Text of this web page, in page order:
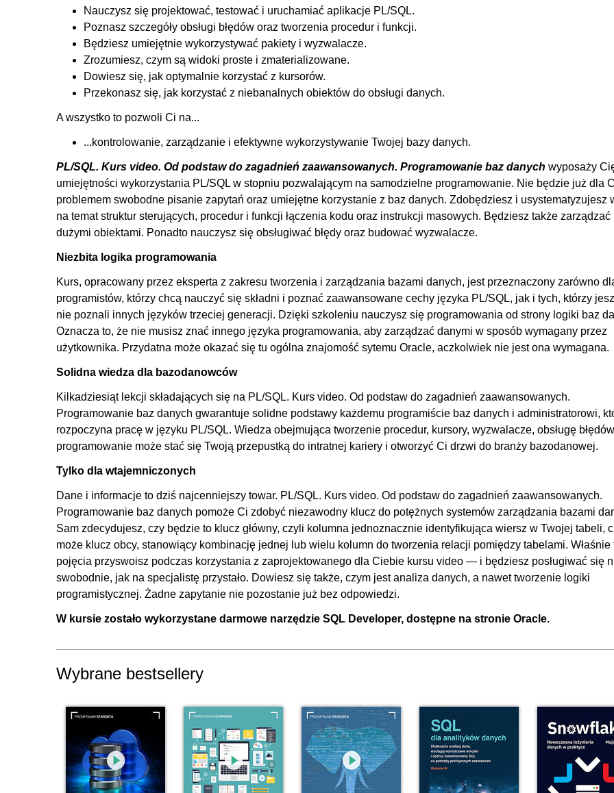
5.4. Wyzwalacz instead of
5.5. Wyzwalacz na poziomie DDL
6. Widoki i widoki zmaterializowane
6.1. Wprowadzenie do widoków
6.3. Widoki zmaterializowane
7. Kursory
7.1. Wprowadzenie do kursorów
7.2. Kursor jawny
7.3. Kursor niejawny
8. Obsługa błędów
8.1. Wprowadzenie do obsługi błędów
8.2. DBMS_Warning
8.3. Obsługa polecenia EXCEPTION
8.4. Predefiniowane wyjątki
8.5. Tworzenie własnych wyjątków
9. Praca na kolekcjach
9.1. Wprowadzenie do kolekcji
9.2. Tablice asocjacyjne
9.3. Varray
9.4. Zagnieżdżone tabele
Nauczysz się projektować, testować i uruchamiać aplikacje PL/SQL.
Poznasz szczegóły obsługi błędów oraz tworzenia procedur i funkcji.
Będziesz umiejętnie wykorzystywać pakiety i wyzwalacze.
Zrozumiesz, czym są widoki proste i zmaterializowane.
Dowiesz się, jak optymalnie korzystać z kursorów.
Przekonasz się, jak korzystać z niebanalnych obiektów do obsługi danych.
A wszystko to pozwoli Ci na...
...kontrolowanie, zarządzanie i efektywne wykorzystywanie Twojej bazy danych.
PL/SQL. Kurs video. Od podstaw do zagadnień zaawansowanych. Programowanie baz danych wyposaży
umiejętności wykorzystania PL/SQL w stopniu pozwalającym na samodzielne programowanie. Nie będzie już dla
problemem swobodne pisanie zapytań oraz umiejętne korzystanie z baz danych. Zdobędziesz i usystematyzujesz
na temat struktur sterujących, procedur i funkcji łączenia kodu oraz instrukcji masowych. Będziesz także zarządzać
dużymi obiektami. Ponadto nauczysz się obsługiwać błędy oraz budować wyzwalacze.
Niezbita logika programowania
Kurs, opracowany przez eksperta z zakresu tworzenia i zarządzania bazami danych, jest przeznaczony zarówno
programistów, którzy chcą nauczyć się składni i poznać zaawansowane cechy języka PL/SQL, jak i tych, którzy
nie poznali innych języków trzeciej generacji. Dzięki szkoleniu nauczysz się programowania od strony logiki baz
Oznacza to, że nie musisz znać innego języka programowania, aby zarządzać danymi w sposób wymagany przez
użytkownika. Przydatna może okazać się tu ogólna znajomość sytemu Oracle, aczkolwiek nie jest ona wymagana.
Solidna wiedza dla bazodanowców
Kilkadziesiąt lekcji składających się na PL/SQL. Kurs video. Od podstaw do zagadnień zaawansowanych.
Programowanie baz danych gwarantuje solidne podstawy każdemu programiście baz danych i administratorowi,
rozpoczyna pracę w języku PL/SQL. Wiedza obejmująca tworzenie procedur, kursory, wyzwalacze, obsługę
programowanie może stać się Twoją przepustką do intratnej kariery i otworzyć Ci drzwi do branży bazodanowej.
Tylko dla wtajemniczonych
Dane i informacje to dziś najcenniejszy towar. PL/SQL. Kurs video. Od podstaw do zagadnień zaawansowanych.
Programowanie baz danych pomoże Ci zdobyć niezawodny klucz do potężnych systemów zarządzania bazami
Sam zdecydujesz, czy będzie to klucz główny, czyli kolumna jednoznacznie identyfikująca wiersz w Twojej tabeli,
może klucz obcy, stanowiący kombinację jednej lub wielu kolumn do tworzenia relacji pomiędzy tabelami. Właśnie
pojęcia przyswoisz podczas korzystania z zaprojektowanego dla Ciebie kursu video — i będziesz posługiwać się
swobodnie, jak na specjalistę przystało. Dowiesz się także, czym jest analiza danych, a nawet tworzenie logiki
programistycznej. Żadne zapytanie nie pozostanie już bez odpowiedzi.
W kursie zostało wykorzystane darmowe narzędzie SQL Developer, dostępne na stronie Oracle.
Wybrane bestsellery